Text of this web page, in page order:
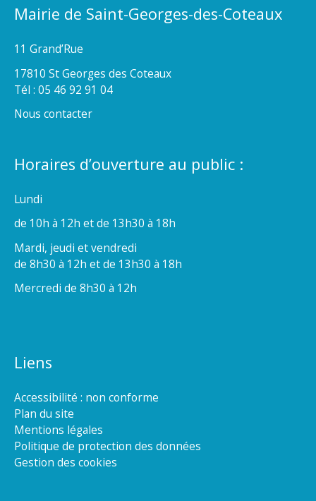
Mairie de Saint-Georges-des-Coteaux
11 Grand’Rue
17810 St Georges des Coteaux
Tél : 05 46 92 91 04
Nous contacter
Horaires d’ouverture au public :
Lundi
de 10h à 12h et de 13h30 à 18h
Mardi, jeudi et vendredi
de 8h30 à 12h et de 13h30 à 18h
Mercredi de 8h30 à 12h
Liens
Accessibilité : non conforme
Plan du site
Mentions légales
Politique de protection des données
Gestion des cookies